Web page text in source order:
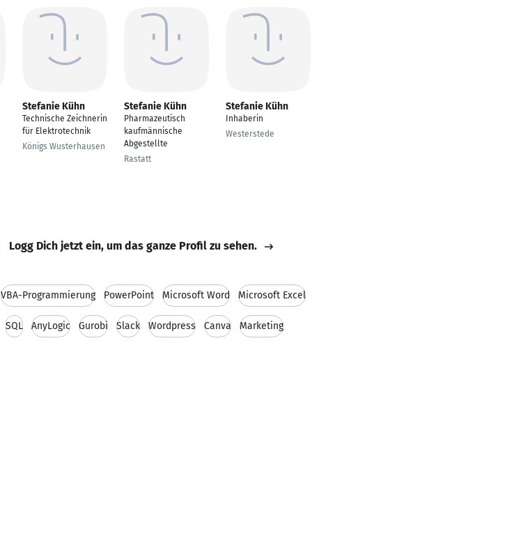
Stefanie Kühn
Technische Zeichnerin
für Elektrotechnik
Königs Wusterhausen
Stefanie Kühn
Pharmazeutisch
kaufmännische
Abgestellte
Rastatt
Stefanie Kühn
Inhaberin
Westerstede
Logg Dich jetzt ein, um das ganze Profil zu sehen.
VBA-Programmierung PowerPoint Microsoft Word Microsoft Excel
SQL AnyLogic Gurobi Slack Wordpress Canva Marketing